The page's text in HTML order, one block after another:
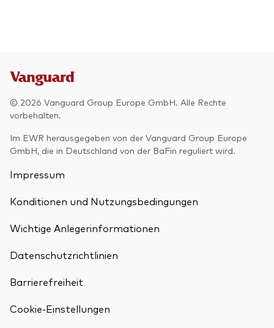
© 2026 Vanguard Group Europe GmbH. Alle Rechte
vorbehalten.
Im EWR herausgegeben von der Vanguard Group Europe
GmbH, die in Deutschland von der BaFin reguliert wird.
Impressum
Konditionen und Nutzungsbedingungen
Wichtige Anlegerinformationen
Datenschutzrichtlinien
Barrierefreiheit
Cookie-Einstellungen